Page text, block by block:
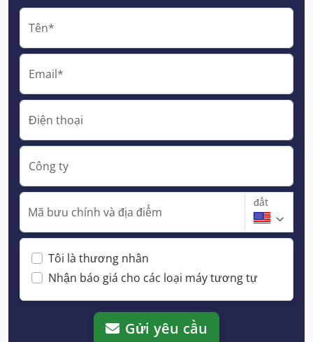
Tên*
Email*
Điện thoại
Công ty
Mã bưu chính và địa điểm
đất
Tôi là thương nhân
Nhận báo giá cho các loại máy tương tự
Gửi yêu cầu